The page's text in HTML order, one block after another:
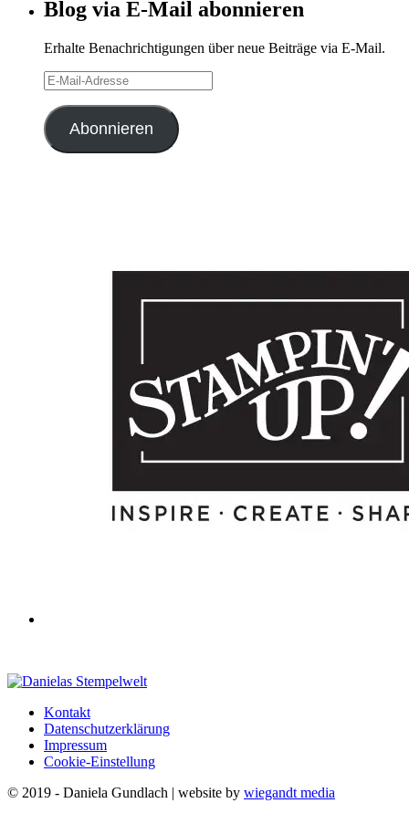
Blog via E-Mail abonnieren
Erhalte Benachrichtigungen über neue Beiträge via E-Mail.
E-
Mail-
Adresse
Abonnieren
Kontakt
Datenschutzerklärung
Impressum
Cookie-Einstellung
© 2019 - Daniela Gundlach | website by wiegandt media